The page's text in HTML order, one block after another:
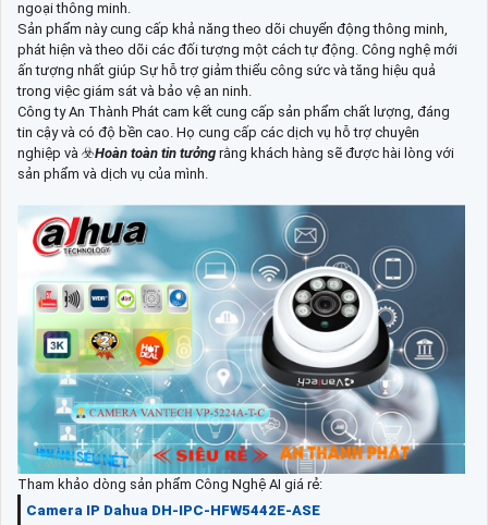
ngoại thông minh.
Sản phẩm này cung cấp khả năng theo dõi chuyển động thông minh,
phát hiện và theo dõi các đối tượng một cách tự động. Công nghệ mới
ấn tượng nhất giúp Sự hỗ trợ giảm thiểu công sức và tăng hiệu quả
trong việc giám sát và bảo vệ an ninh.
Công ty An Thành Phát cam kết cung cấp sản phẩm chất lượng, đáng
tin cậy và có độ bền cao. Họ cung cấp các dịch vụ hỗ trợ chuyên
nghiệp và ☣️Hoàn toàn tin tưởng rằng khách hàng sẽ được hài lòng với
sản phẩm và dịch vụ của mình.
Tham khảo dòng sản phẩm Công Nghệ AI giá rẻ:
Camera IP Dahua DH-IPC-HFW5442E-ASE